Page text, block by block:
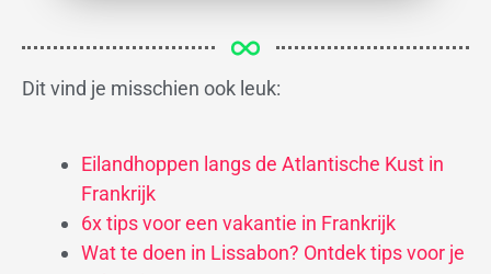
Dit vind je misschien ook leuk:
Eilandhoppen langs de Atlantische Kust in
Frankrijk
6x tips voor een vakantie in Frankrijk
Wat te doen in Lissabon? Ontdek tips voor je